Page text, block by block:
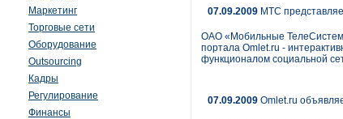
Маркетинг
Торговые сети
Оборудование
Outsourcing
Кадры
Регулирование
Финансы
07.09.2009 МТС
ОАО «Мобильные
портала Omlet.ru -
функционалом социальной
07.09.2009 Omlet.ru